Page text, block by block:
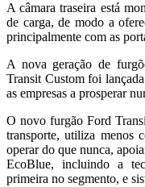
A câmara traseira está
de carga, de modo a
principalmente com as
A nova geração de
Transit Custom foi
as empresas a prosperar
O novo furgão Ford
transporte, utiliza menos
operar do que nunca,
EcoBlue, incluindo a
primeira no segmento, e